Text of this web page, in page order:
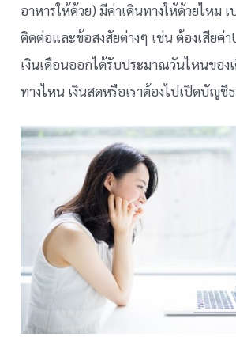
อาหารให้ด้วย) มีค่าเดินทางให้ด้วยไหม เ
ติดต่อและข้อสงสัยต่างๆ เช่น ต้องเสียค่
เงินเดือนออกได้รับประมาณวันไหนของ
ทางไหน เงินสดหรือเราต้องไปเปิดบัญชี